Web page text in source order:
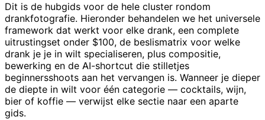
Dit is de hubgids voor de hele cluster rondom
drankfotografie. Hieronder behandelen we het universele
framework dat werkt voor elke drank, een complete
uitrustingset onder $100, de beslismatrix voor welke
drank je je in wilt specialiseren, plus compositie,
bewerking en de AI-shortcut die stilletjes
beginnersshoots aan het vervangen is. Wanneer je dieper
de diepte in wilt voor één categorie — cocktails, wijn,
bier of koffie — verwijst elke sectie naar een aparte
gids.